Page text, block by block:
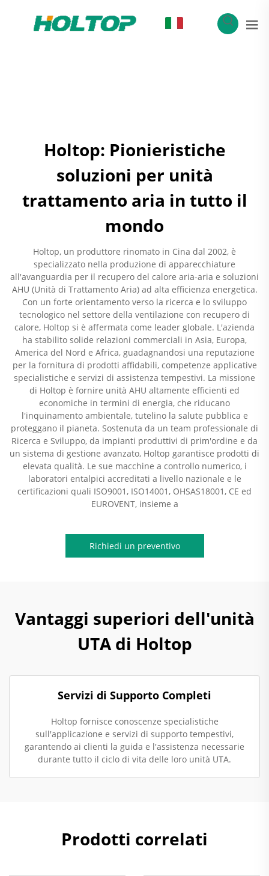
Holtop: Pionieristiche
soluzioni per unità
trattamento aria in tutto il
mondo
Holtop, un produttore rinomato in Cina dal 2002, è
specializzato nella produzione di apparecchiature
all'avanguardia per il recupero del calore aria-aria e soluzioni
AHU (Unità di Trattamento Aria) ad alta efficienza energetica.
Con un forte orientamento verso la ricerca e lo sviluppo
tecnologico nel settore della ventilazione con recupero di
calore, Holtop si è affermata come leader globale. L'azienda
ha stabilito solide relazioni commerciali in Asia, Europa,
America del Nord e Africa, guadagnandosi una reputazione
per la fornitura di prodotti affidabili, competenze applicative
specialistiche e servizi di assistenza tempestivi. La missione
di Holtop è fornire unità AHU altamente efficienti ed
economiche in termini di energia, che riducano
l'inquinamento ambientale, tutelino la salute pubblica e
proteggano il pianeta. Sostenuta da un team professionale di
Ricerca e Sviluppo, da impianti produttivi di prim'ordine e da
un sistema di gestione avanzato, Holtop garantisce prodotti di
elevata qualità. Le sue macchine a controllo numerico, i
laboratori entalpici accreditati a livello nazionale e le
certificazioni quali ISO9001, ISO14001, OHSAS18001, CE ed
EUROVENT, insieme a
Richiedi un preventivo
Vantaggi superiori dell'unità
UTA di Holtop
Servizi di Supporto Completi
Holtop fornisce conoscenze specialistiche
sull'applicazione e servizi di supporto tempestivi,
garantendo ai clienti la guida e l'assistenza necessarie
durante tutto il ciclo di vita delle loro unità UTA.
Prodotti correlati